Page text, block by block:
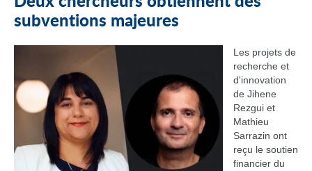
subventions majeures
Les projets de
recherche et
d'innovation
de Jihene
Rezgui et
Mathieu
Sarrazin ont
reçu le soutien
financier du